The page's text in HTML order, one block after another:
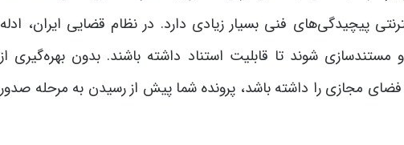
پیچیدگی‌های فنی بسیار زیادی دارد. در نظام قضایی ایران، ادله
شوند تا قابلیت استناد داشته باشند. بدون بهره‌گیری از
مجازی را داشته باشد، پرونده شما پیش از رسیدن به مرحله صدور